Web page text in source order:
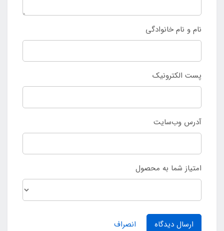
نام و نام خانوادگی
پست الکترونیک
آدرس وب‌سایت
امتیاز شما به محصول
ارسال دیدگاه انصراف